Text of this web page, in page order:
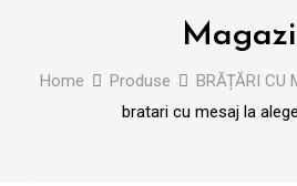
Home Produse BRĂȚĂRI CU
bratari cu mesaj la